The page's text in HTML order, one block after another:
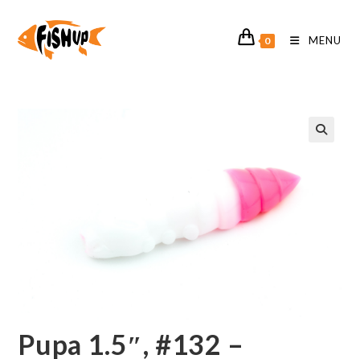
treści
0 MENU
Pupa 1.5″, #132 –